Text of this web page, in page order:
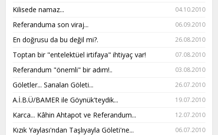
Kilisede namaz... 04.10.2010
Referanduma son viraj... 06.09.2010
En doğrusu da bu değil mi?. 26.08.2010
Toptan bir "entelektüel irtifaya" ihtiyaç var! 07.08.2010
Referandum "önemli" bir adım!.. 03.08.2010
Göletler... Sarıalan Göleti... 26.07.2010
A.İ.B.Ü/BAMER ile Göynük'teydik... 19.07.2010
Karca... Kâhin Ahtapot ve Referandum... 12.07.2010
Kızık Yaylası'ndan Taşlıyayla Göleti'ne... 06.07.2010